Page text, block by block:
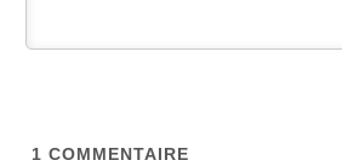
1 COMMENTAIRE